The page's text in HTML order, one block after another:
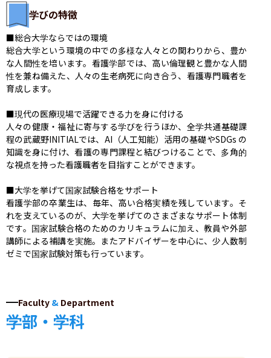
学びの特徴
■総合大学ならではの環境
総合大学という環境の中での多様な人々との関わりから、豊か
な人間性を培います。看護学部では、高い倫理観と豊かな人間
性を兼ね備えた、人々の生老病死に向き合う、看護専門職者を
育成します。
■現代の医療現場で活躍できる力を身に付ける
人々の健康・福祉に寄与する学びを行うほか、全学共通基礎課
程の武蔵野INITIALでは、AI（人工知能）活用の基礎やSDGs の
知識を身に付け、看護の専門課程と結びつけることで、多角的
な視点を持った看護職者を目指すことができます。
■大学を挙げて国家試験合格をサポート
看護学部の卒業生は、毎年、高い合格実績を残しています。そ
れを支えているのが、大学を挙げてのさまざまなサポート体制
です。国家試験合格のためのカリキュラムに加え、教員や外部
講師による補講を実施。またアドバイザーを中心に、少人数制
ゼミで国家試験対策も行っています。
Faculty & Department
学部・学科